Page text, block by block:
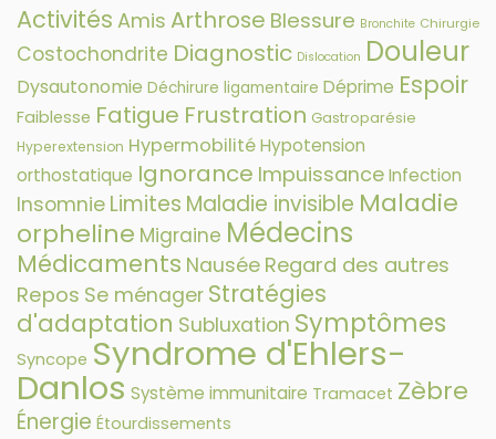
Activités Amis Arthrose Blessure Bronchite Chirurgie
Costochondrite Diagnostic Dislocation Douleur
Dysautonomie Déchirure ligamentaire Déprime Espoir
Faiblesse Fatigue Frustration Gastroparésie
Hyperextension HypermobilitéHypotension
orthostatique Ignorance ImpuissanceInfection
Insomnie Limites Maladie invisible Maladie
orpheline Migraine Médecins
Médicaments Nausée Regard des autres
Repos Se ménager Stratégies
d'adaptation Subluxation Symptômes
Syncope Syndrome d'Ehlers-
Danlos Système immunitaire Tramacet Zèbre
Énergie Étourdissements